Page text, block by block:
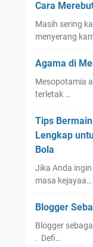
Cara
Masih sering
menyerang
Agama di
Mesopotamia
terletak …
Tips
Lengkap
Bola
Jika Anda
masa kejayaa…
Blogger
Blogger
. Defi…